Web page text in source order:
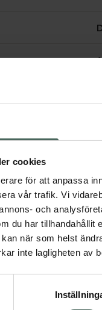
cookies
för att anpassa
vår trafik. Vi
och
du har
när som helst
inte lagligheten av
mjuka
tänder.
mun. Tandborsten
barn